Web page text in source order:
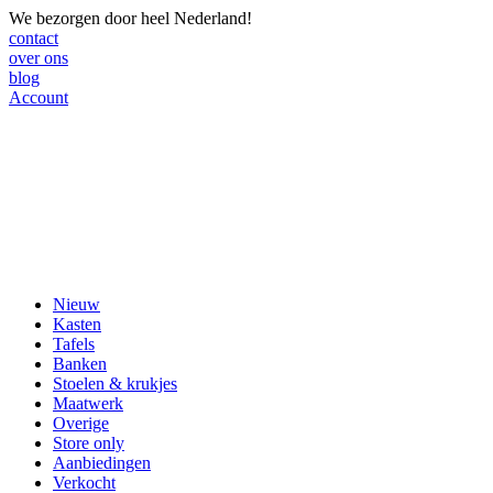
We bezorgen door heel Nederland!
contact
over ons
blog
Account
Nieuw
Kasten
Tafels
Banken
Stoelen & krukjes
Maatwerk
Overige
Store only
Aanbiedingen
Verkocht